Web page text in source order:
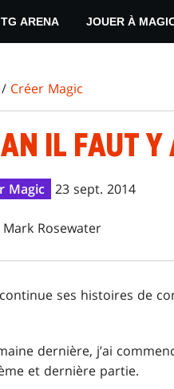
ARENA JOUER À
/ Créer Magic
IL FAUT
Magic 23 sept. 2014
Mark Rosewater
ses histoires de
dernière, j’ai
et dernière partie.